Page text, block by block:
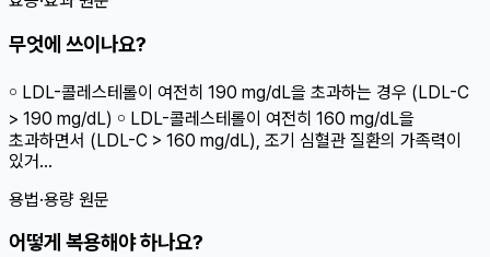
무엇에 쓰이나요?
￮ LDL-콜레스테롤이 여전히 190 mg/dL을 초과하는 경우 (LDL-C
> 190 mg/dL) ￮ LDL-콜레스테롤이 여전히 160 mg/dL을
초과하면서 (LDL-C > 160 mg/dL), 조기 심혈관 질환의 가족력이
있거...
용법·용량 원문
어떻게 복용해야 하나요?